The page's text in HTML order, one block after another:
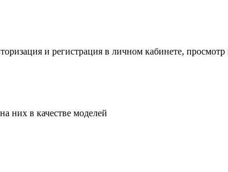
и регистрация в личном кабинете,
них в качестве моделей